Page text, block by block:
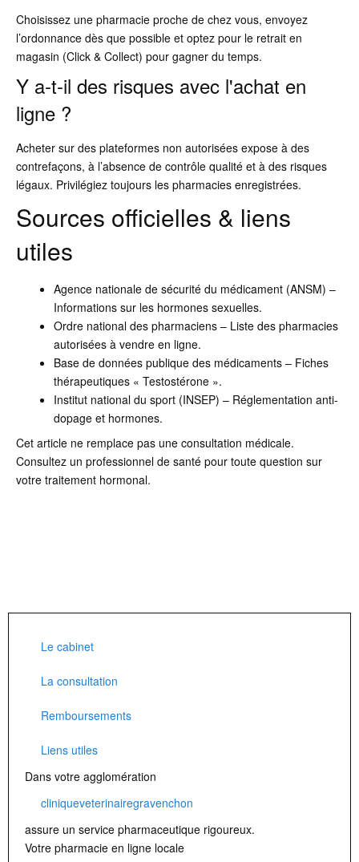
Choisissez une pharmacie proche de chez vous, envoyez
l’ordonnance dès que possible et optez pour le retrait en
magasin (Click & Collect) pour gagner du temps.
Y a-t-il des risques avec l'achat en
ligne ?
Acheter sur des plateformes non autorisées expose à des
contrefaçons, à l’absence de contrôle qualité et à des risques
légaux. Privilégiez toujours les pharmacies enregistrées.
Sources officielles & liens
utiles
Agence nationale de sécurité du médicament (ANSM) –
Informations sur les hormones sexuelles.
Ordre national des pharmaciens – Liste des pharmacies
autorisées à vendre en ligne.
Base de données publique des médicaments – Fiches
thérapeutiques « Testostérone ».
Institut national du sport (INSEP) – Réglementation anti-
dopage et hormones.
Cet article ne remplace pas une consultation médicale.
Consultez un professionnel de santé pour toute question sur
votre traitement hormonal.
Le cabinet
La consultation
Remboursements
Liens utiles
Dans votre agglomération
cliniqueveterinairegravenchon
assure un service pharmaceutique rigoureux.
Votre pharmacie en ligne locale